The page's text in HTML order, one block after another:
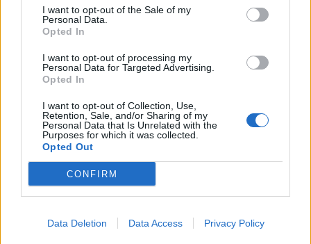
I want to opt-out of the Sale of my
Personal Data.
Opted In
I want to opt-out of processing my
Personal Data for Targeted Advertising.
Opted In
I want to opt-out of Collection, Use,
Retention, Sale, and/or Sharing of my
Personal Data that Is Unrelated with the
Purposes for which it was collected.
Opted Out
CONFIRM
Data Deletion Data Access Privacy Policy